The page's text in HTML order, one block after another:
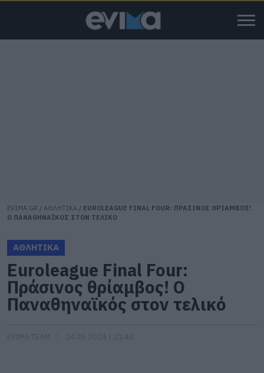
EVIMA.GR / ΑΘΛΗΤΙΚΑ / EUROLEAGUE FINAL FOUR: ΠΡΑΣΙΝΟΣ ΘΡΙΑΜΒΟΣ!
Ο ΠΑΝΑΘΗΝΑΪΚΟΣ ΣΤΟΝ ΤΕΛΙΚΟ
ΑΘΛΗΤΙΚΑ
Euroleague Final Four:
Πράσινος θρίαμβος! Ο
Παναθηναϊκός στον τελικό